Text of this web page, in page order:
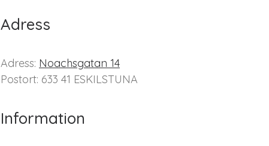
Adress
Adress: Noachsgatan 14
Postort: 633 41 ESKILSTUNA
Information